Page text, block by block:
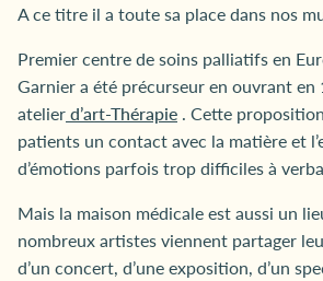
A ce titre il a toute sa place dans nos
Premier centre de soins palliatifs en
Garnier a été précurseur en ouvrant en
atelierd’art-Thérapie . Cette
patients un contact avec la matière et
d’émotions parfois trop difficiles à
Mais la maison médicale est aussi un
nombreux artistes viennent partager
d’un concert, d’une exposition, d’un